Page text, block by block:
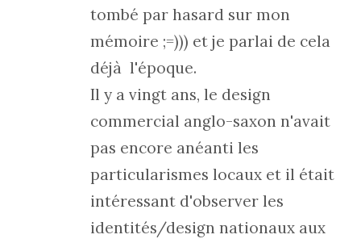
tombé par hasard sur mon
mémoire ;=))) et je parlai de cela
déjà l'époque.
Il y a vingt ans, le design
commercial anglo-saxon n'avait
pas encore anéanti les
particularismes locaux et il était
intéressant d'observer les
identités/design nationaux aux